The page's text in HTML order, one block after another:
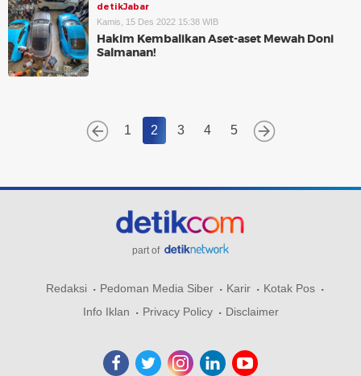
detikJabar
Kamis, 15 Des 2022 15:38 WIB
Hakim Kembalikan Aset-aset Mewah Doni
Salmanan!
1 2 3 4 5
part of
Redaksi Pedoman Media Siber Karir
Kotak Pos
Info Iklan
Privacy Policy Disclaimer